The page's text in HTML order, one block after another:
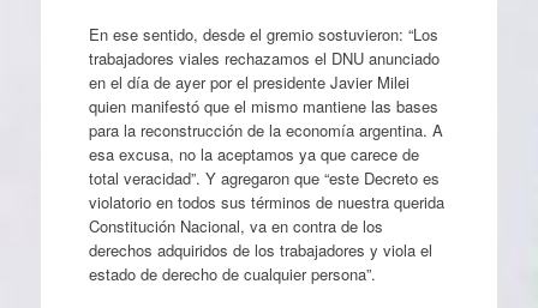
En ese sentido, desde el gremio sostuvieron: “Los
trabajadores viales rechazamos el DNU anunciado
en el día de ayer por el presidente Javier Milei
quien manifestó que el mismo mantiene las bases
para la reconstrucción de la economía argentina. A
esa excusa, no la aceptamos ya que carece de
total veracidad”. Y agregaron que “este Decreto es
violatorio en todos sus términos de nuestra querida
Constitución Nacional, va en contra de los
derechos adquiridos de los trabajadores y viola el
estado de derecho de cualquier persona”.